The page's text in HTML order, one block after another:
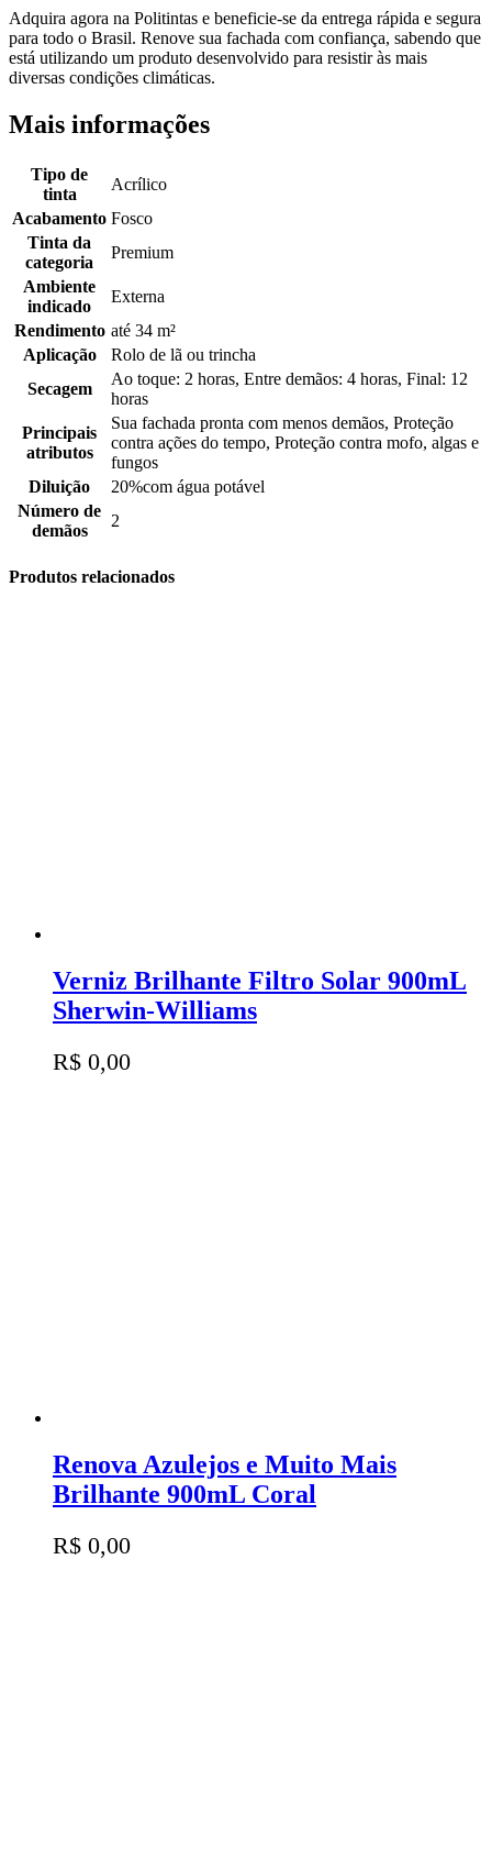
Adquira agora na Politintas e beneficie-se da entrega rápida e segura
para todo o Brasil. Renove sua fachada com confiança, sabendo que
está utilizando um produto desenvolvido para resistir às mais
diversas condições climáticas.
Mais informações
Tipo de
tinta
Acrílico
Acabamento Fosco
Tinta da
categoria
Premium
Ambiente
indicado
Externa
Rendimento até 34 m²
Aplicação
Rolo de lã ou trincha
Secagem
Ao toque: 2 horas, Entre demãos: 4 horas, Final: 12
horas
Principais
atributos
Sua fachada pronta com menos demãos, Proteção
contra ações do tempo, Proteção contra mofo, algas e
fungos
Diluição
20%com água potável
Número de
demãos
2
Produtos relacionados
Verniz Brilhante Filtro Solar 900mL
Sherwin-Williams
R$ 0,00
Renova Azulejos e Muito Mais
Brilhante 900mL Coral
R$ 0,00